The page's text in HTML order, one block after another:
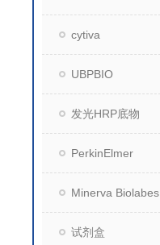
cytiva
UBPBIO
发光HRP底物
PerkinElmer
Minerva Biolabes
试剂盒